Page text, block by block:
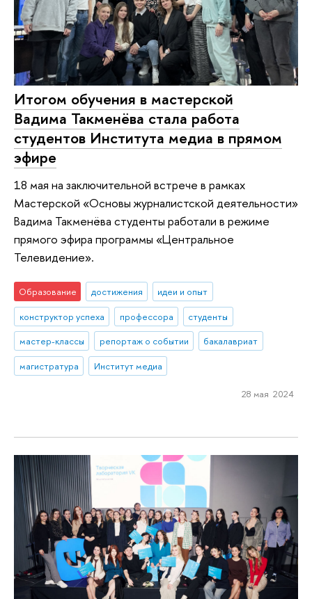
Итогом обучения в мастерской
Вадима Такменёва стала работа
студентов Института медиа в прямом
эфире
18 мая на заключительной встрече в рамках
Мастерской «Основы журналистской деятельности»
Вадима Такменёва студенты работали в режиме
прямого эфира программы «Центральное
Телевидение».
Образование достижения
идеи и опыт
конструктор успеха
профессора
студенты
мастер-классы
репортаж о событии
бакалавриат
магистратура
Институт медиа
28 мая 2024